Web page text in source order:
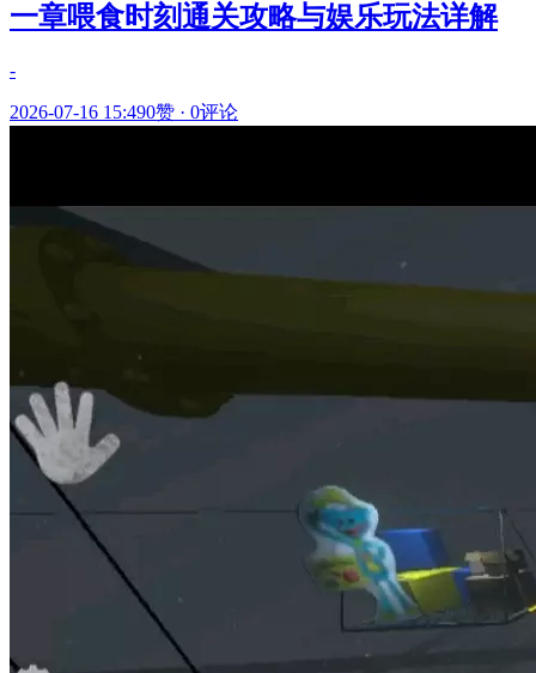
一章喂食时刻通关攻略与娱乐玩法详解
-
2026-07-16 15:490赞 · 0评论